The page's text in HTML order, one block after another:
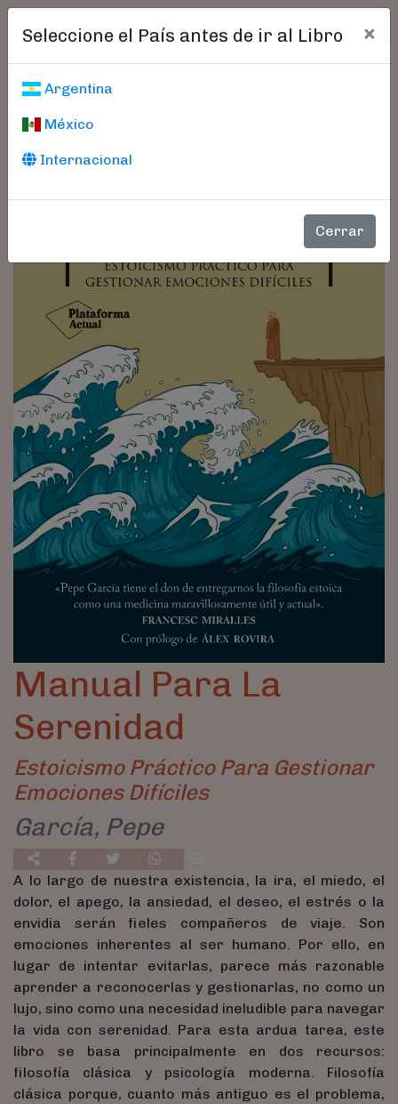
Seleccione el País antes de ir al Libro ×
Argentina
México
Internacional
Cerrar
Manual Para La
Serenidad
Estoicismo Práctico Para Gestionar
Emociones Difíciles
García, Pepe
A lo largo de nuestra existencia, la ira, el miedo, el
dolor, el apego, la ansiedad, el deseo, el estrés o la
envidia serán fieles compañeros de viaje. Son
emociones inherentes al ser humano. Por ello, en
lugar de intentar evitarlas, parece más razonable
aprender a reconocerlas y gestionarlas, no como un
lujo, sino como una necesidad ineludible para navegar
la vida con serenidad. Para esta ardua tarea, este
libro se basa principalmente en dos recursos:
filosofía clásica y psicología moderna. Filosofía
clásica porque, cuanto más antiguo es el problema,